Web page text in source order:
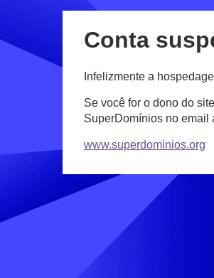
Conta
Infelizmente a
Se você for o dono do
SuperDomínios no email
www.superdominios.org